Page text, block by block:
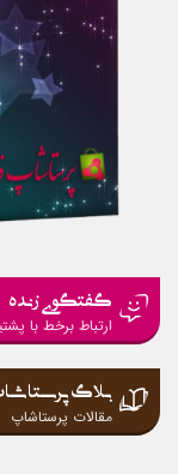
گفتگوی زنده
ارتباط برخط با
بلاگ
مقالات پرستاشاپ